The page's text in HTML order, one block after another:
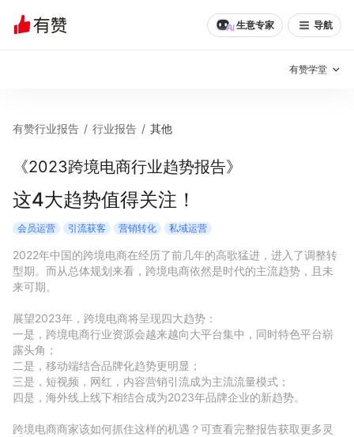
生意专家 导航
有赞学堂
有赞说增长
增长方法
有赞说案例拆解 有赞专家说
有赞成功案例 新零售最佳实践
面对面聊增长
新零售大会 新零售茶会
新零售私享会 门店经营增长公开课
AllValue 战略合作
有赞行业报告 / 行业报告 / 其他
《2023跨境电商行业趋势报告》
这4大趋势值得关注！
会员运营 引流获客 营销转化 私域运营
2022年中国的跨境电商在经历了前几年的高歌猛进，进入了调整转
型期。而从总体规划来看，跨境电商依然是时代的主流趋势，且未
来可期。
展望2023年，跨境电商将呈现四大趋势：
一是，跨境电商行业资源会越来越向大平台集中，同时特色平台崭
露头角；
二是，移动端结合品牌化趋势更明显；
三是，短视频，网红，内容营销引流成为主流流量模式；
四是，海外线上线下相结合成为2023年品牌企业的新趋势。
跨境电商商家该如何抓住这样的机遇？可查看完整报告获取更多灵